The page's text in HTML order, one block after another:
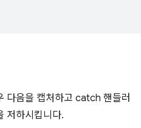
다음을 캡처하고 catch 핸들러
저하시킵니다.